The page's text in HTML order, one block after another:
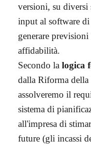
versioni, su diversi
input al software
generare
affidabilità.
Secondo lalogica
dalla Riforma
assolveremo il
sistema di
all'impresa di
future (gli incassi